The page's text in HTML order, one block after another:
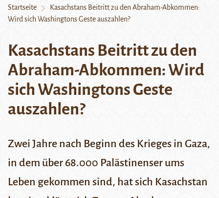
Startseite
Kasachstans Beitritt zu den Abraham-Abkommen:
Wird sich Washingtons Geste auszahlen?
Kasachstans Beitritt zu den
Abraham-Abkommen: Wird
sich Washingtons Geste
auszahlen?
Zwei Jahre nach Beginn des Krieges in Gaza,
in dem über 68.000 Palästinenser ums
Leben gekommen sind, hat sich Kasachstan